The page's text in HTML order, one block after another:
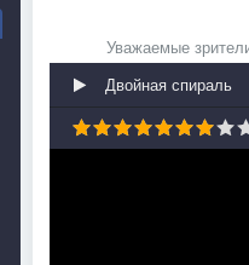
Уважаемые
Двойная спираль